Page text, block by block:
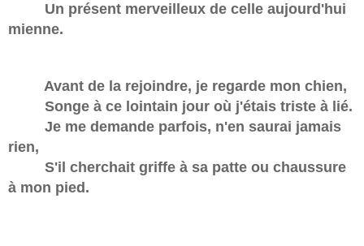
Un présent merveilleux de celle aujourd'hui
mienne.
Avant de la rejoindre, je regarde mon chien,
Songe à ce lointain jour où j'étais triste à lié.
Je me demande parfois, n'en saurai jamais
rien,
S'il cherchait griffe à sa patte ou chaussure
à mon pied.